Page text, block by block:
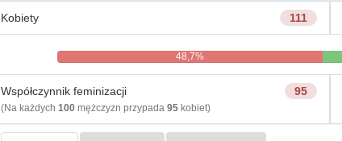
111
Kobiety
48,7%
95
Współczynnik feminizacji
(Na każdych 100mężczyzn przypada 95kobiet)